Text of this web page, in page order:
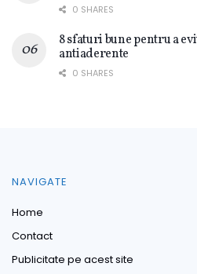
0 SHARES
8 sfaturi bune pentru a
antiaderente
0 SHARES
NAVIGATE
Home
Contact
Publicitate pe acest site